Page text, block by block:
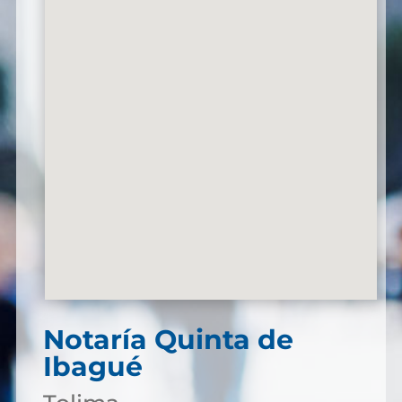
Notaría Quinta de
Ibagué